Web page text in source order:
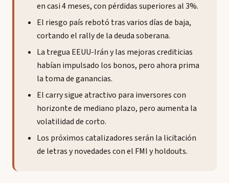
en casi 4 meses, con pérdidas superiores al 3%.
El riesgo país rebotó tras varios días de baja,
cortando el rally de la deuda soberana.
La tregua EEUU-Irán y las mejoras crediticias
habían impulsado los bonos, pero ahora prima
la toma de ganancias.
El carry sigue atractivo para inversores con
horizonte de mediano plazo, pero aumenta la
volatilidad de corto.
Los próximos catalizadores serán la licitación
de letras y novedades con el FMI y holdouts.